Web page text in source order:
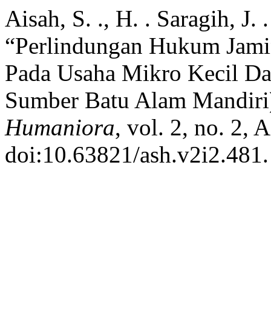
Aisah, S. ., H. . Saragih, J.
“Perlindungan Hukum
Pada Usaha Mikro Kecil
Sumber Batu Alam
Humaniora, vol. 2, no. 2,
doi:10.63821/ash.v2i2.481.